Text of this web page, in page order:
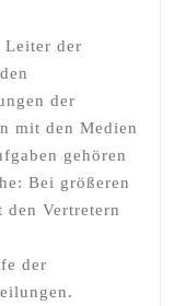
Leiter der
der
mit den Medien
gehören
Bei größeren
Vertretern
der